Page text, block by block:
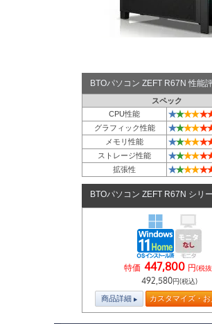
BTOパソコン ZEFT R67N 性能
スペック
CPU性能
★★★★★
グラフィック性能 ★★★★★
メモリ性能 ★★★★★
ストレージ性能 ★★★★★
拡張性 ★★★★★
BTOパソコン ZEFT R67N シリ
特価 447,800 円(税
492,580円(税込)
商品詳細 カスタマイズ・